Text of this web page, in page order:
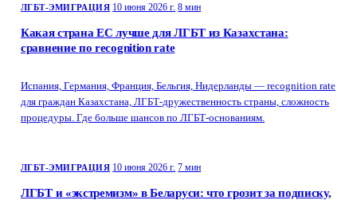
ЛГБТ-ЭМИГРАЦИЯ 10 июня 2026 г. 8 мин
Какая страна ЕС лучше для ЛГБТ из Казахстана:
сравнение по recognition rate
Испания, Германия, Франция, Бельгия, Нидерланды — recognition rate
для граждан Казахстана, ЛГБТ-дружественность страны, сложность
процедуры. Где больше шансов по ЛГБТ-основаниям.
ЛГБТ-ЭМИГРАЦИЯ 10 июня 2026 г. 7 мин
ЛГБТ и «экстремизм» в Беларуси: что грозит за подписку,